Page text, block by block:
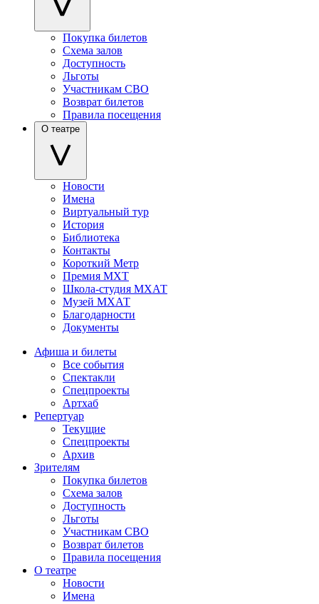
Покупка билетов
Схема залов
Доступность
Льготы
Участникам СВО
Возврат билетов
Правила посещения
О театре
Новости
Имена
Виртуальный тур
История
Библиотека
Контакты
Короткий Метр
Премия МХТ
Школа-студия МХАТ
Музей МХАТ
Благодарности
Документы
Афиша и билеты
Все события
Спектакли
Спецпроекты
Артхаб
Репертуар
Текущие
Спецпроекты
Архив
Зрителям
Покупка билетов
Схема залов
Доступность
Льготы
Участникам СВО
Возврат билетов
Правила посещения
О театре
Новости
Имена